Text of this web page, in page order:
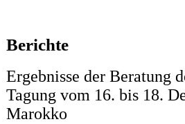
Berichte
Ergebnisse der Beratung
Tagung vom 16. bis 18.
Marokko